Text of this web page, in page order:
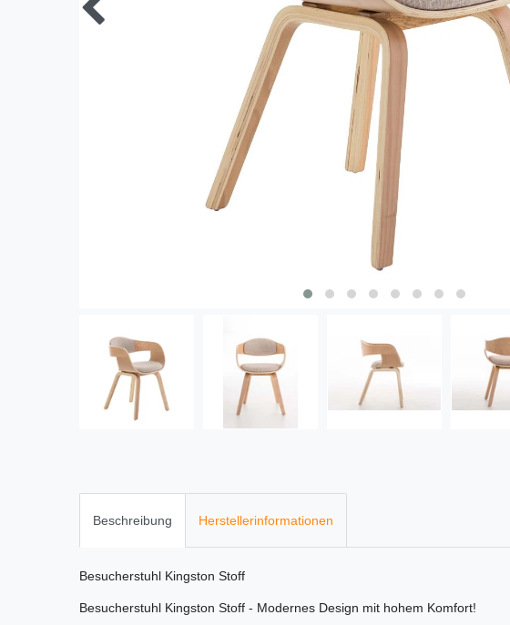
Beschreibung Herstellerinformationen
Besucherstuhl Kingston Stoff
Besucherstuhl Kingston Stoff - Modernes Design mit hohem Komfort!